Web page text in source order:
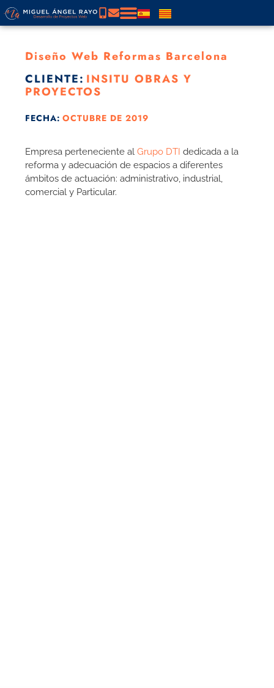
Diseño Web Reformas Barcelona
CLIENTE: INSITU OBRAS Y
PROYECTOS
FECHA: OCTUBRE DE 2019
Empresa perteneciente al Grupo DTI dedicada a la
reforma y adecuación de espacios a diferentes
ámbitos de actuación: administrativo, industrial,
comercial y Particular.